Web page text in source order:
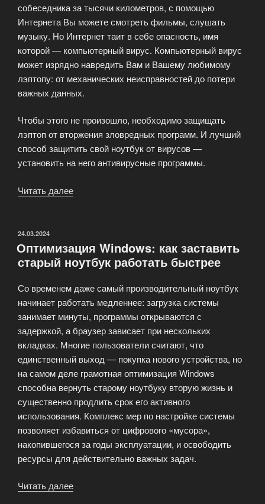
собеседника за тысячи километров, с помощью
Интернета Вы можете смотреть фильмы, слушать
музыку. Но Интернет таит в себе опасность, имя
которой — компьютерный вирус. Компьютерный вирус
может изрядно навредить Вам и Вашему любимому
лэптопу: от механических неисправностей до потери
важных данных.
Чтобы этого не произошло, необходимо защищать
лэптоп от вторжения зловредных программ. И лучший
способ защитить свой ноутбук от вирусов —
установить на него антивирусные программы.
Читать далее
вирусов»
ОПУБЛИКОВАНО
24.03.2024
Оптимизация Windows: как заставить
старый ноутбук работать быстрее
Со временем даже самый производительный ноутбук
начинает работать медленнее: загрузка системы
занимает минуты, программы открываются с
задержкой, а браузер зависает при нескольких
вкладках. Многие пользователи считают, что
единственный выход — покупка нового устройства, но
на самом деле грамотная оптимизация Windows
способна вернуть старому ноутбуку вторую жизнь и
существенно продлить срок его активного
использования. Комплекс мер по настройке системы
позволяет избавиться от цифрового «мусора»,
накопившегося за годы эксплуатации, и освободить
ресурсы для действительно важных задач.
Читать далее